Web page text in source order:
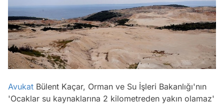
Avukat Bülent Kaçar, Orman ve Su İşleri Bakanlığı'nın
'Ocaklar su kaynaklarına 2 kilometreden yakın olamaz'